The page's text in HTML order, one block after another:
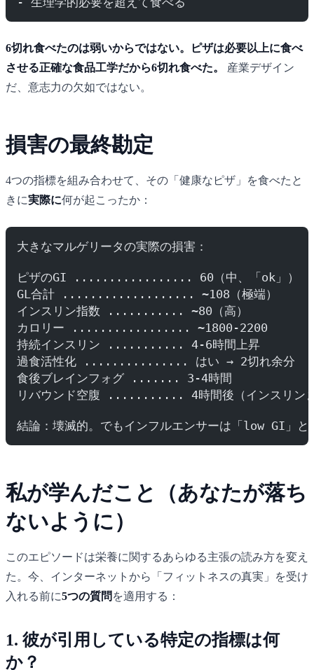
6切れ食べたのは弱いからではない。ピザは必要以上に食べ
させる正確な食品工学だから6切れ食べた。
産業デザイン
だ、意志力の欠如ではない。
損害の最終勘定
4つの指標を組み合わせて、その「健康なピザ」を食べたと
きに実際に何が起こったか：
大きなマルゲリータの実際の損害：
ピザのGI ................. 60（中、「ok」）
GL合計 ................... ~108（極端）
インスリン指数 ........... ~80（高）
カロリー ................. ~1800-2200
持続インスリン ........... 4-6時間上昇
過食活性化 ............... はい → 2切れ余分
食後ブレインフォグ ....... 3-4時間
リバウンド空腹 ........... 4時間後（インスリンま
結論：壊滅的。でもインフルエンサーは「low GI」と
私が学んだこと（あなたが落ち
ないように）
このエピソードは栄養に関するあらゆる主張の読み方を変え
た。今、インターネットから「フィットネスの真実」を受け
入れる前に5つの質問 を適用する：
1. 彼が引用している特定の指標は何
か？